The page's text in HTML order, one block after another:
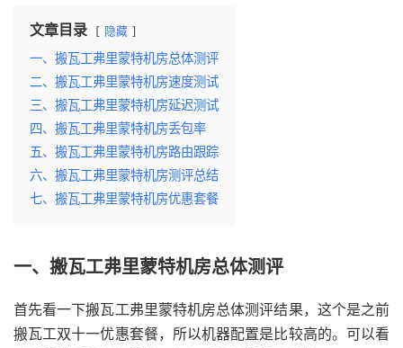
文章目录 隐藏
一、搬瓦工弗里蒙特机房总体测评
二、搬瓦工弗里蒙特机房速度测试
三、搬瓦工弗里蒙特机房延迟测试
四、搬瓦工弗里蒙特机房丢包率
五、搬瓦工弗里蒙特机房路由跟踪
六、搬瓦工弗里蒙特机房测评总结
七、搬瓦工弗里蒙特机房优惠套餐
一、搬瓦工弗里蒙特机房总体测评
首先看一下搬瓦工弗里蒙特机房总体测评结果，这个是之前
搬瓦工双十一优惠套餐，所以机器配置是比较高的。可以看